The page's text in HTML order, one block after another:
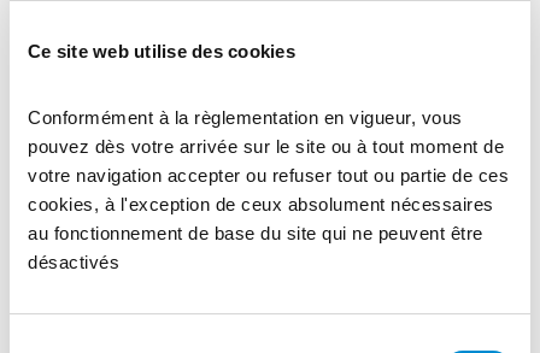
Ce site web utilise des cookies
Conformément à la règlementation en vigueur, vous
pouvez dès votre arrivée sur le site ou à tout moment de
votre navigation accepter ou refuser tout ou partie de ces
cookies, à l'exception de ceux absolument nécessaires
au fonctionnement de base du site qui ne peuvent être
désactivés
Dureté
Limité d’élasticité
Limite de rupture 950 Mpa
Allongement A5 10%